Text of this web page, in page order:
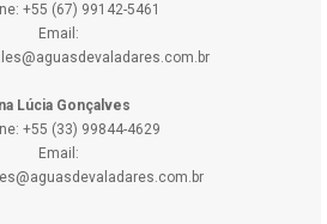
+55 (67) 99142-5461
Email:
Lúcia Gonçalves
+55 (33) 99844-4629
Email: